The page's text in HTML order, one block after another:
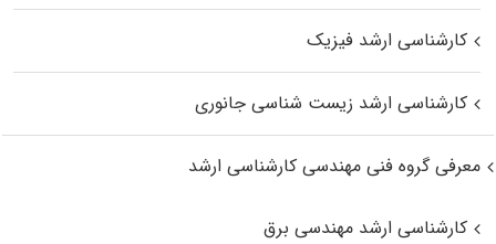
کارشناسی ارشد فیزیک
کارشناسی ارشد زیست‌ شناسی جانوری
معرفی گروه فنی مهندسی کارشناسی ارشد
کارشناسی ارشد مهندسی برق